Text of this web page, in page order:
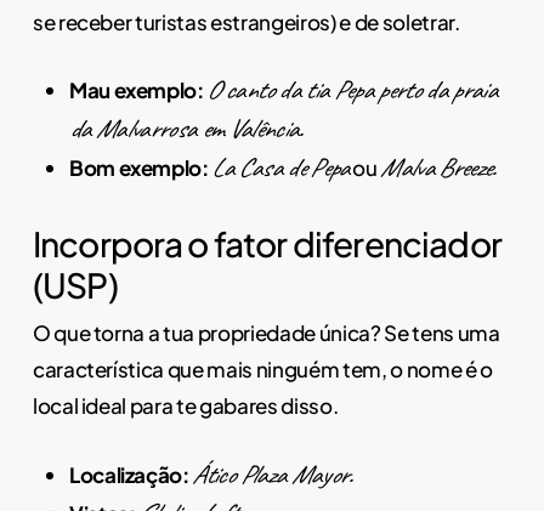
se receber turistas estrangeiros) e de soletrar.
Mau exemplo: O canto da tia Pepa perto da praia
da Malvarrosa em Valência.
Bom exemplo: La Casa de PepaouMalva Breeze.
Incorpora o fator diferenciador
(USP)
O que torna a tua propriedade única? Se tens uma
característica que mais ninguém tem, o nome é o
local ideal para te gabares disso.
Localização:Ático Plaza Mayor.